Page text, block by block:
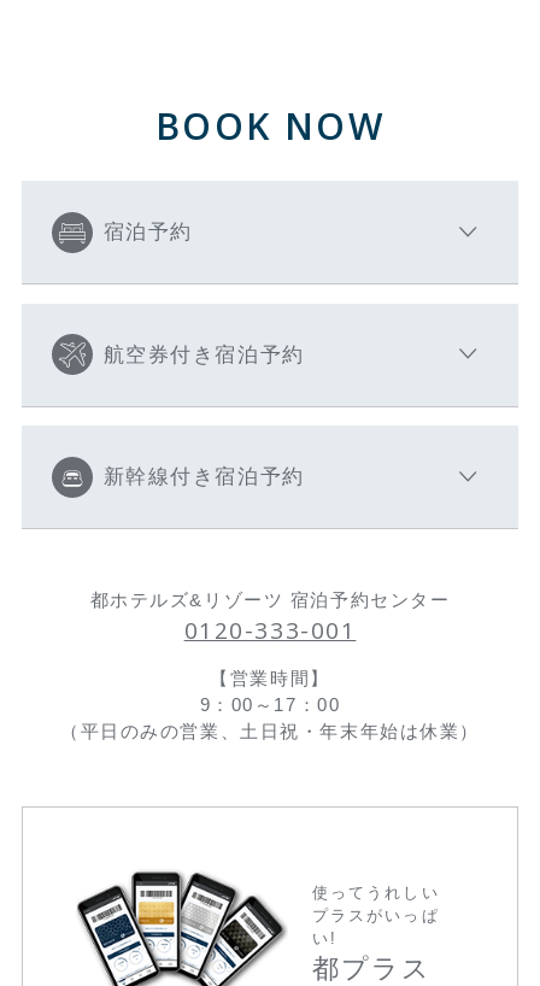
BOOK NOW
宿泊予約
航空券付き宿泊予約
新幹線付き宿泊予約
都ホテルズ&リゾーツ 宿泊予約センター
0120-333-001
【営業時間】
9：00～17：00
（平日のみの営業、土日祝・年末年始は休業）
使ってうれしい
プラスがいっぱ
い!
都プラス